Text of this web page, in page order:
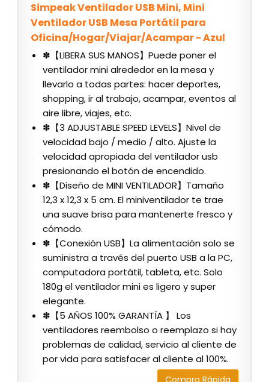
Simpeak Ventilador USB Mini, Mini
Ventilador USB Mesa Portátil para
Oficina/Hogar/Viajar/Acampar - Azul
✽【LIBERA SUS MANOS】Puede poner el
ventilador mini alrededor en la mesa y
llevarlo a todas partes: hacer deportes,
shopping, ir al trabajo, acampar, eventos al
aire libre, viajes, etc.
✽【3 ADJUSTABLE SPEED LEVELS】Nivel de
velocidad bajo / medio / alto. Ajuste la
velocidad apropiada del ventilador usb
presionando el botón de encendido.
✽【Diseño de MINI VENTILADOR】Tamaño
12,3 x 12,3 x 5 cm. El miniventilador te trae
una suave brisa para mantenerte fresco y
cómodo.
✽【Conexión USB】La alimentación solo se
suministra a través del puerto USB a la PC,
computadora portátil, tableta, etc. Solo
180g el ventilador mini es ligero y super
elegante.
✽【5 AÑOS 100% GARANTÍA 】 Los
ventiladores reembolso o reemplazo si hay
problemas de calidad, servicio al cliente de
por vida para satisfacer al cliente al 100%.